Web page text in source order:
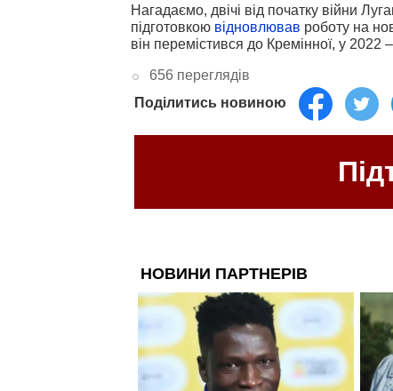
Нагадаємо, двічі від початку війни
підготовкою відновлював роботу на
він перемістився до Кремінної, у 2022
656 переглядів
Поділитись новиною